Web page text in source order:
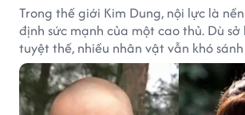
Trong thế giới Kim Dung, nội lực là
định sức mạnh của một cao thủ. Dù
tuyệt thế, nhiều nhân vật vẫn khó
dưới đây về độ thâm hậu của chân khí.